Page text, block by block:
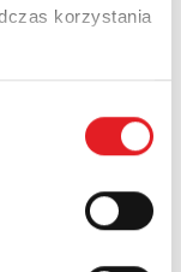
korzystania